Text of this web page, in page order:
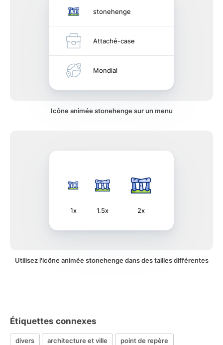
stonehenge
Attaché-case
Mondial
Icône animée stonehenge sur un menu
1x 1.5x 2x
Utilisez l'icône animée stonehenge dans des tailles différentes
Étiquettes connexes
divers architecture et ville
point de repère